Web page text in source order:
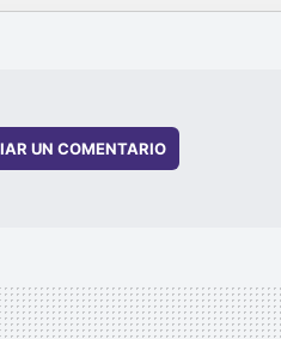
UN COMENTARIO